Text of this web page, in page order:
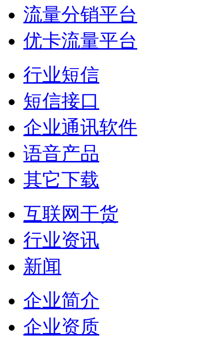
流量分销平台
优卡流量平台
行业短信
短信接口
企业通讯软件
语音产品
其它下载
互联网干货
行业资讯
新闻
企业简介
企业资质